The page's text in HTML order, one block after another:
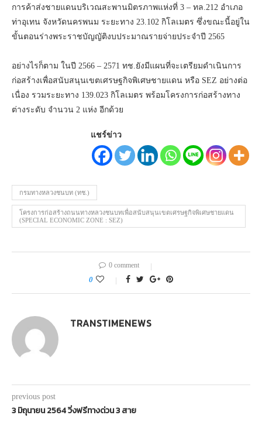
การค้าส่งชายแดนบริเวณสะพานมิตรภาพแห่งที่ 3 – ทล.212 อำเภอ
ท่าอุเทน จังหวัดนครพนม ระยะทาง 23.102 กิโลเมตร ซึ่งขณะนี้อยู่ใน
ขั้นตอนร่างพระราชบัญญัติงบประมาณรายจ่ายประจำปี 2565
อย่างไรก็ตาม ในปี 2566 – 2571 ทช.ยังมีแผนที่จะเตรียมดำเนินการ
ก่อสร้างเพื่อสนับสนุนเขตเศรษฐกิจพิเศษชายแดน หรือ SEZ อย่างต่อ
เนื่อง รวมระยะทาง 139.023 กิโลเมตร พร้อมโครงการก่อสร้างทาง
ต่างระดับ จำนวน 2 แห่ง อีกด้วย
แชร์ข่าว
กรมทางหลวงชนบท (ทช.)
โครงการก่อสร้างถนนทางหลวงชนบทเพื่อสนับสนุนเขตเศรษฐกิจพิเศษชายแดน
(SPECIAL ECONOMIC ZONE : SEZ)
0 comment
0
TRANSTIMENEWS
previous post
3 มิถุนายน 2564 วิ่งฟรีทางด่วน 3 สาย